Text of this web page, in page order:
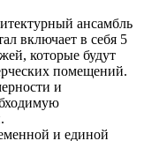
ансамбль
включает в себя 5
которые будут
помещений.
и
и единой